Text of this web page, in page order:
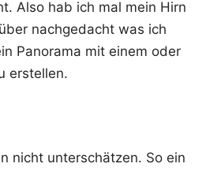
Also hab ich mal mein Hirn
nach­ge­dacht was ich
Pan­ora­ma mit einem oder
erstellen.
nicht unter­schät­zen. So ein